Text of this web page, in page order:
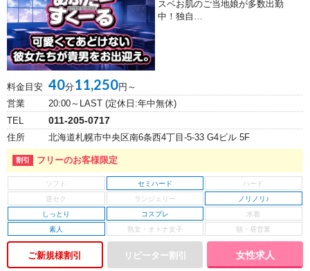
スベお肌のご当地娘が多数出勤
中！独自…
料金目安 40分11,250円～
営業
20:00～LAST (定休日:年中無休)
TEL
011-205-0717
住所 北海道札幌市中央区南6条西4丁目-5-33 G4ビル 5F
フリーのお客様限定
セミハード
ノリノリ♪
しっとり
コスプレ
素人
ご新規様割引 女性求人